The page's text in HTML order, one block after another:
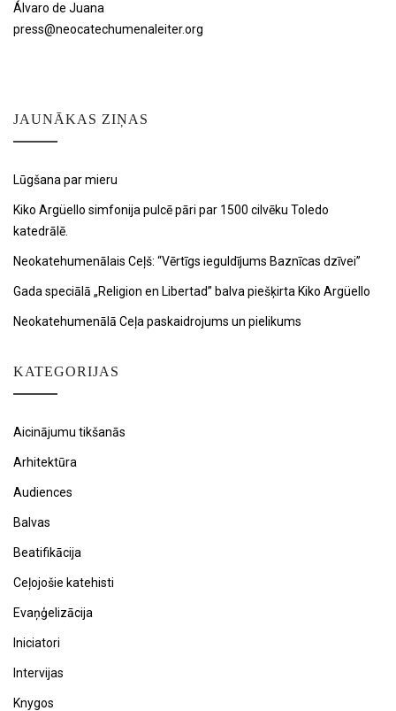
Álvaro de Juana
press@neocatechumenaleiter.org
JAUNĀKAS ZIŅAS
Lūgšana par mieru
Kiko Argüello simfonija pulcē pāri par 1500 cilvēku Toledo
katedrālē.
Neokatehumenālais Ceļš: “Vērtīgs ieguldījums Baznīcas dzīvei”
Gada speciālā „Religion en Libertad” balva piešķirta Kiko Argüello
Neokatehumenālā Ceļa paskaidrojums un pielikums
KATEGORIJAS
Aicinājumu tikšanās
Arhitektūra
Audiences
Balvas
Beatifikācija
Ceļojošie katehisti
Evaņģelizācija
Iniciatori
Intervijas
Knygos